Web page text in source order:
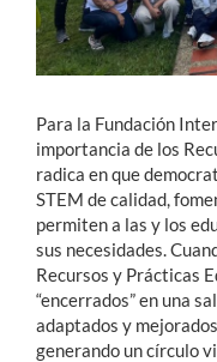
English
Para la Fundación
importancia de los
radica en que
STEM de calidad,
permiten a las y los
sus necesidades.
Recursos y Prácticas
“encerrados” en una
adaptados y
generando un círculo